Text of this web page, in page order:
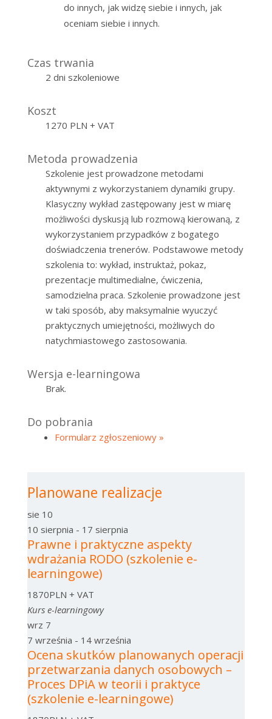
do innych, jak widzę siebie i innych, jak
oceniam siebie i innych.
Czas trwania
2 dni szkoleniowe
Koszt
1270 PLN + VAT
Metoda prowadzenia
Szkolenie jest prowadzone metodami
aktywnymi z wykorzystaniem dynamiki grupy.
Klasyczny wykład zastępowany jest w miarę
możliwości dyskusją lub rozmową kierowaną, z
wykorzystaniem przypadków z bogatego
doświadczenia trenerów. Podstawowe metody
szkolenia to: wykład, instruktaż, pokaz,
prezentacje multimedialne, ćwiczenia,
samodzielna praca. Szkolenie prowadzone jest
w taki sposób, aby maksymalnie wyuczyć
praktycznych umiejętności, możliwych do
natychmiastowego zastosowania.
Wersja e-learningowa
Brak.
Do pobrania
Formularz zgłoszeniowy »
Planowane realizacje
sie 10
10 sierpnia - 17 sierpnia
Prawne i praktyczne aspekty
wdrażania RODO (szkolenie e-
learningowe)
1870PLN + VAT
Kurs e-learningowy
wrz 7
7 września - 14 września
Ocena skutków planowanych operacji
przetwarzania danych osobowych –
Proces DPiA w teorii i praktyce
(szkolenie e-learningowe)